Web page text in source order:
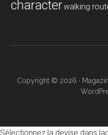
characterwalking
Copyright © 2026 ·
Sélectionnez la devise dans